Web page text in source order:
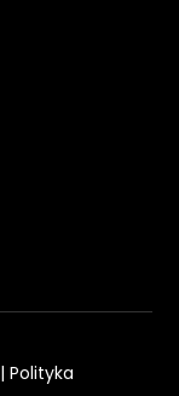
|Polityka